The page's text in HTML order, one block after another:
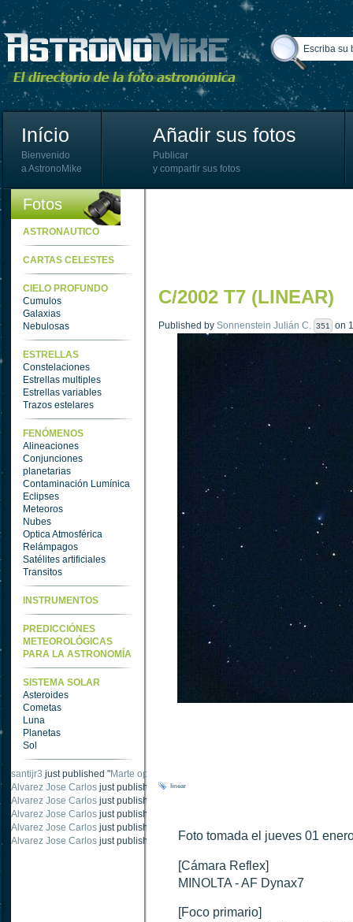
Início
Bienvenido
a AstronoMike
Añadir sus fotos
Publicar
y compartir sus fotos
Fotos
ASTRONAUTICO
CARTAS CELESTES
CIELO PROFUNDO
Cumulos
Galaxias
Nebulosas
ESTRELLAS
Constelaciones
Estrellas multiples
Estrellas variables
Trazos estelares
FENÓMENOS
Alineaciones
Conjunciones
planetarias
Contaminación Lumínica
Eclipses
Meteoros
Nubes
Optica Atmosférica
Relámpagos
Satélites artificiales
Transitos
INSTRUMENTOS
PREDICCIÓNES
METEOROLÓGICAS
PARA LA ASTRONOMÍA
SISTEMA SOLAR
Asteroides
Cometas
Luna
Planetas
Sol
santijr3 just published "Marte oposición 2020
Alvarez Jose Carlos just published "Saturno 20 noviembre 2003
Alvarez Jose Carlos just published "
Alvarez Jose Carlos just published "
Alvarez Jose Carlos just published "
Alvarez Jose Carlos just published " Marte oposición octubre 2020 vs NASA ".
C/2002 T7 (LINEAR)
Published by Sonnenstein Julián C. 351 on
linear
Foto tomada el jueves 01
[Cámara Reflex]
MINOLTA - AF Dynax7
[Foco primario]